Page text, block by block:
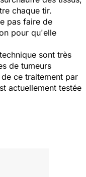
chaque tir.
pas faire de
pour qu'elle
sont très
de tumeurs
ce traitement par
actuellement testée